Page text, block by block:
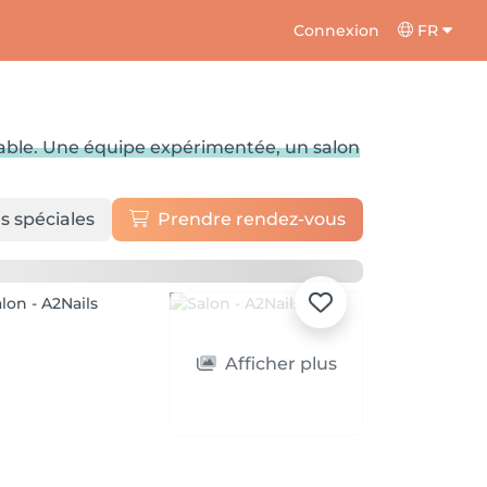
Connexion FR
Une équipe expérimentée, un salon
spéciales Prendre rendez-vous
Afficher plus